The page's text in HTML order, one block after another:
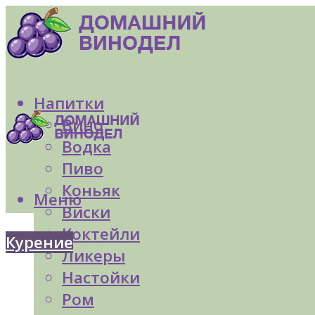
Напитки
Вино
Водка
Пиво
Коньяк
Виски
Коктейли
Ликеры
Настойки
Ром
Меню
Курение